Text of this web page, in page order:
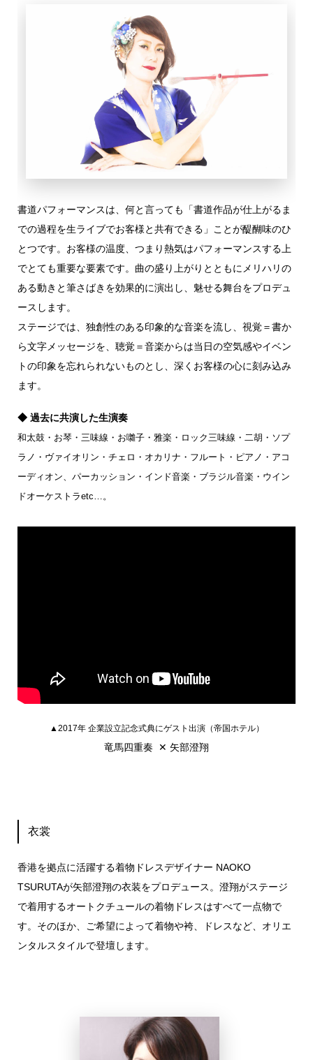
書道パフォーマンスは、何と言っても「書道作品が仕上がるま
での過程を生ライブでお客様と共有できる」ことが醍醐味のひ
とつです。お客様の温度、つまり熱気はパフォーマンスする上
でとても重要な要素です。曲の盛り上がりとともにメリハリの
ある動きと筆さばきを効果的に演出し、魅せる舞台をプロデュ
ースします。
ステージでは、独創性のある印象的な音楽を流し、視覚＝書か
ら文字メッセージを、聴覚＝音楽からは当日の空気感やイベン
トの印象を忘れられないものとし、深くお客様の心に刻み込み
ます。
◆ 過去に共演した生演奏
和太鼓・お琴・三味線・お囃子・雅楽・ロック三味線・二胡・ソプ
ラノ・ヴァイオリン・チェロ・オカリナ・フルート・ピアノ・アコ
ーディオン、パーカッション・インド音楽・ブラジル音楽・ウイン
ドオーケストラetc…。
▲2017年 企業設立記念式典にゲスト出演（帝国ホテル）
竜馬四重奏 ✕ 矢部澄翔
衣裳
香港を拠点に活躍する着物ドレスデザイナー NAOKO
TSURUTAが矢部澄翔の衣装をプロデュース。澄翔がステージ
で着用するオートクチュールの着物ドレスはすべて一点物で
す。そのほか、ご希望によって着物や袴、ドレスなど、オリエ
ンタルスタイルで登壇します。